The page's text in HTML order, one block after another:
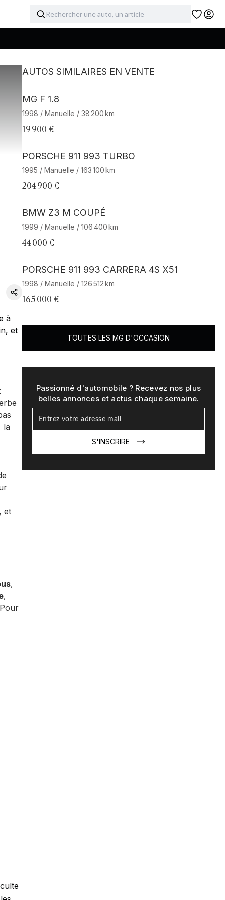
à
et
la
et
,
,
AUTOS SIMILAIRES EN VENTE
MG F 1.8
1998 / Manuelle / 38 200 km
19 900 €
Barnes Exclusive
PORSCHE 911 993 TURBO
1995 / Manuelle / 163 100 km
204 900 €
BMW Z3 M COUPÉ
1999 / Manuelle / 106 400 km
44 000 €
Barnes Exclusive
PORSCHE 911 993 CARRERA 4S X51
1998 / Manuelle / 126 512 km
165 000 €
TOUTES LES MG D'OCCASION
Passionné d'automobile ? Recevez nos plus
belles annonces et actus chaque semaine.
S'INSCRIRE